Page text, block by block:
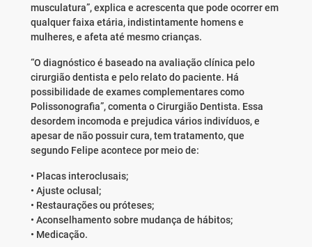
musculatura”, explica e acrescenta que pode ocorrer em
qualquer faixa etária, indistintamente homens e
mulheres, e afeta até mesmo crianças.
“O diagnóstico é baseado na avaliação clínica pelo
cirurgião dentista e pelo relato do paciente. Há
possibilidade de exames complementares como
Polissonografia”, comenta o Cirurgião Dentista. Essa
desordem incomoda e prejudica vários indivíduos, e
apesar de não possuir cura, tem tratamento, que
segundo Felipe acontece por meio de:
• Placas interoclusais;
• Ajuste oclusal;
• Restaurações ou próteses;
• Aconselhamento sobre mudança de hábitos;
• Medicação.